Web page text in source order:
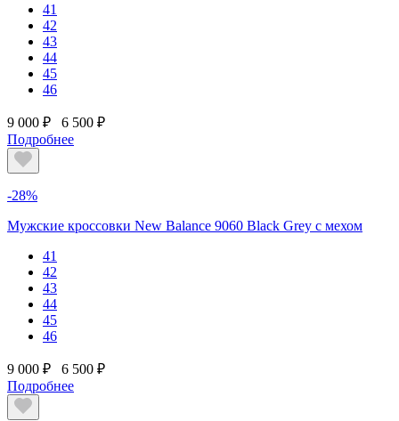
41
42
43
44
45
46
9 000 ₽
6 500 ₽
Подробнее
-28%
Мужские кроссовки New Balance 9060 Black Grey с мехом
41
42
43
44
45
46
9 000 ₽
6 500 ₽
Подробнее